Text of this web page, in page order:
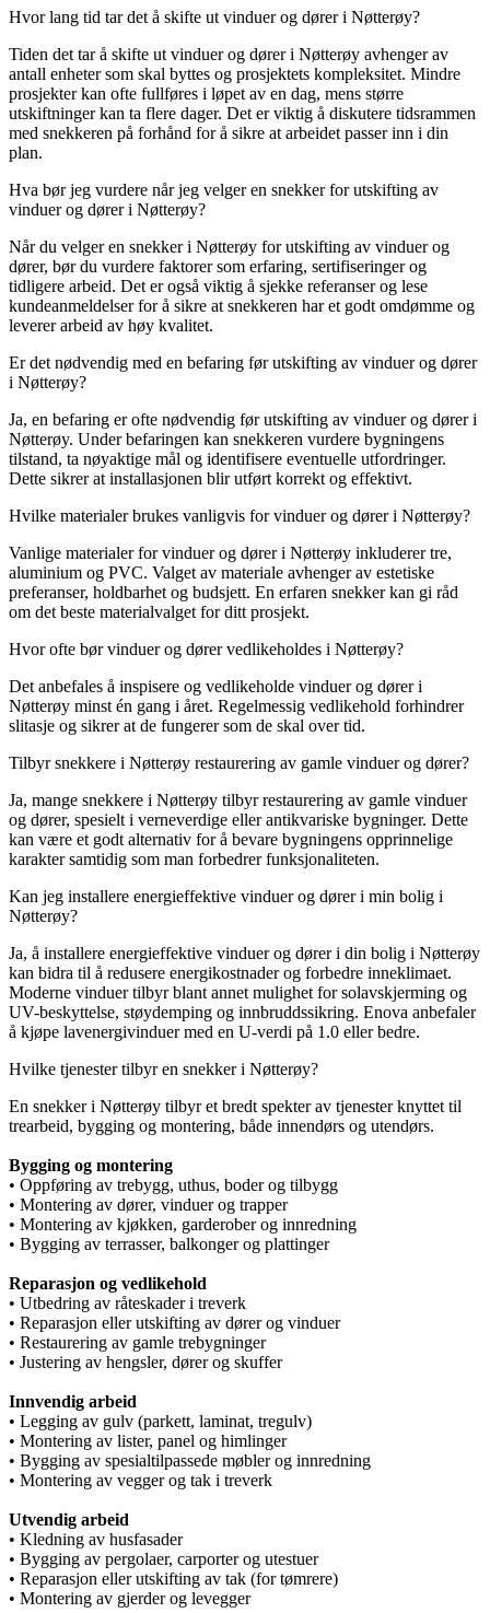
Hvor lang tid tar det å skifte ut vinduer og dører i Nøtterøy?
Tiden det tar å skifte ut vinduer og dører i Nøtterøy avhenger av
antall enheter som skal byttes og prosjektets kompleksitet. Mindre
prosjekter kan ofte fullføres i løpet av en dag, mens større
utskiftninger kan ta flere dager. Det er viktig å diskutere tidsrammen
med snekkeren på forhånd for å sikre at arbeidet passer inn i din
plan.
Hva bør jeg vurdere når jeg velger en snekker for utskifting av
vinduer og dører i Nøtterøy?
Når du velger en snekker i Nøtterøy for utskifting av vinduer og
dører, bør du vurdere faktorer som erfaring, sertifiseringer og
tidligere arbeid. Det er også viktig å sjekke referanser og lese
kundeanmeldelser for å sikre at snekkeren har et godt omdømme og
leverer arbeid av høy kvalitet.
Er det nødvendig med en befaring før utskifting av vinduer og dører
i Nøtterøy?
Ja, en befaring er ofte nødvendig før utskifting av vinduer og dører i
Nøtterøy. Under befaringen kan snekkeren vurdere bygningens
tilstand, ta nøyaktige mål og identifisere eventuelle utfordringer.
Dette sikrer at installasjonen blir utført korrekt og effektivt.
Hvilke materialer brukes vanligvis for vinduer og dører i Nøtterøy?
Vanlige materialer for vinduer og dører i Nøtterøy inkluderer tre,
aluminium og PVC. Valget av materiale avhenger av estetiske
preferanser, holdbarhet og budsjett. En erfaren snekker kan gi råd
om det beste materialvalget for ditt prosjekt.
Hvor ofte bør vinduer og dører vedlikeholdes i Nøtterøy?
Det anbefales å inspisere og vedlikeholde vinduer og dører i
Nøtterøy minst én gang i året. Regelmessig vedlikehold forhindrer
slitasje og sikrer at de fungerer som de skal over tid.
Tilbyr snekkere i Nøtterøy restaurering av gamle vinduer og dører?
Ja, mange snekkere i Nøtterøy tilbyr restaurering av gamle vinduer
og dører, spesielt i verneverdige eller antikvariske bygninger. Dette
kan være et godt alternativ for å bevare bygningens opprinnelige
karakter samtidig som man forbedrer funksjonaliteten.
Kan jeg installere energieffektive vinduer og dører i min bolig i
Nøtterøy?
Ja, å installere energieffektive vinduer og dører i din bolig i Nøtterøy
kan bidra til å redusere energikostnader og forbedre inneklimaet.
Moderne vinduer tilbyr blant annet mulighet for solavskjerming og
UV-beskyttelse, støydemping og innbruddssikring. Enova anbefaler
å kjøpe lavenergivinduer med en U-verdi på 1.0 eller bedre.
Hvilke tjenester tilbyr en snekker i Nøtterøy?
En snekker i Nøtterøy tilbyr et bredt spekter av tjenester knyttet til
trearbeid, bygging og montering, både innendørs og utendørs.
Bygging og montering
• Oppføring av trebygg, uthus, boder og tilbygg
• Montering av dører, vinduer og trapper
• Montering av kjøkken, garderober og innredning
• Bygging av terrasser, balkonger og plattinger
Reparasjon og vedlikehold
• Utbedring av råteskader i treverk
• Reparasjon eller utskifting av dører og vinduer
• Restaurering av gamle trebygninger
• Justering av hengsler, dører og skuffer
Innvendig arbeid
• Legging av gulv (parkett, laminat, tregulv)
• Montering av lister, panel og himlinger
• Bygging av spesialtilpassede møbler og innredning
• Montering av vegger og tak i treverk
Utvendig arbeid
• Kledning av husfasader
• Bygging av pergolaer, carporter og utestuer
• Reparasjon eller utskifting av tak (for tømrere)
• Montering av gjerder og levegger